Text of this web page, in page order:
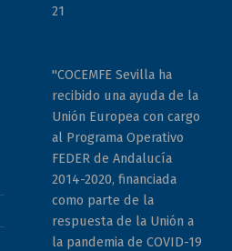
21
"COCEMFE Sevilla ha
recibido una ayuda de la
Unión Europea con cargo
al Programa Operativo
FEDER de Andalucía
2014-2020, financiada
como parte de la
respuesta de la Unión a
la pandemia de COVID-19